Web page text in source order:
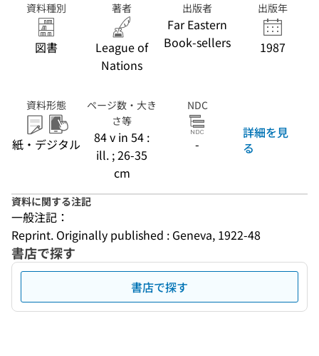
資料種別
図書
著者
League of
Nations
出版者
Far Eastern
Book-sellers
出版年
1987
資料形態
紙・デジタル
ページ数・大き
さ等
84 v in 54 :
ill. ; 26-35
cm
NDC
-
詳細を見
る
資料に関する注記
一般注記：
Reprint. Originally published : Geneva, 1922-48
書店で探す
書店で探す